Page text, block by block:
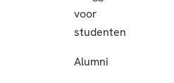
voor
studenten
Alumni